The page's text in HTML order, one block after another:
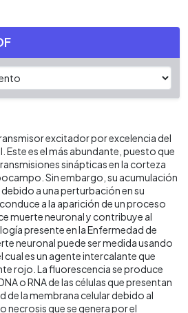
excitador por excelencia del
Este es el más abundante, puesto que
sinápticas en la corteza
Sin embargo, su acumulación
a una perturbación en su
a la aparición de un proceso
muerte neuronal y contribuye al
presente en la Enfermedad de
neuronal puede ser medida usando
cual es un agente intercalante que
rojo. La fluorescencia se produce
o RNA de las células que presentan
de la membrana celular debido al
que se genera por el